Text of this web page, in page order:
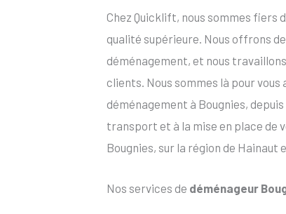
Chez Quicklift, nous sommes fiers
qualité supérieure. Nous offrons
déménagement, et nous
clients. Nous sommes là pour
déménagement à Bougnies, depuis
transport et à la mise en place de
Bougnies, sur la région de Hainaut
Nos services de déménageur